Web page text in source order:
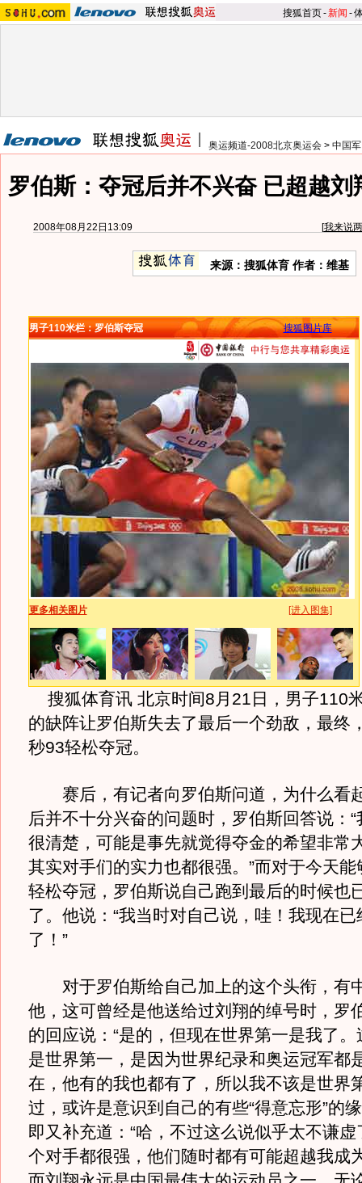
搜狐首页-新闻 -
奥运频道-2008北京奥运会 > 中国
罗伯斯：夺冠后并不兴奋 已超越刘
2008年08月22日13:09 [我来说
来源：搜狐体育 作者：维基
男子110米栏：罗伯斯夺冠 搜狐图片库
更多相关图片 [进入图集]
搜狐体育讯 北京时间8月21日，男子110
的缺阵让罗伯斯失去了最后一个劲敌，最终
秒93轻松夺冠。
赛后，有记者向罗伯斯问道，为什么看
后并不十分兴奋的问题时，罗伯斯回答说：
很清楚，可能是事先就觉得夺金的希望非常
其实对手们的实力也都很强。”而对于今天
轻松夺冠，罗伯斯说自己跑到最后的时候也
了。他说：“我当时对自己说，哇！我现在
了！”
对于罗伯斯给自己加上的这个头衔，有
他，这可曾经是他送给过刘翔的绰号时，罗
的回应说：“是的，但现在世界第一是我了
是世界第一，是因为世界纪录和奥运冠军都
在，他有的我也都有了，所以我不该是世界
过，或许是意识到自己的有些“得意忘形”的
即又补充道：“哈，不过这么说似乎太不谦
个对手都很强，他们随时都有可能超越我成